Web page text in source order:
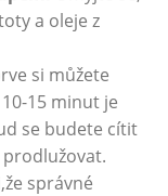
a oleje z
si můžete
15 minut je
se budete cítit
správné